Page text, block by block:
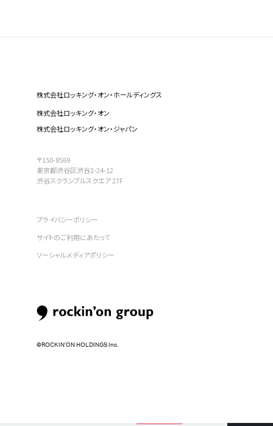
株式会社ロッキング・オン・ホールディングス
株式会社ロッキング・オン
株式会社ロッキング・オン・ジャパン
〒150-8569
東京都渋谷区渋谷2-24-12
渋谷スクランブルスクエア 27F
プライバシーポリシー
サイトのご利用にあたって
ソーシャルメディアポリシー
©︎ROCKIN’ON HOLDINGS Inc.